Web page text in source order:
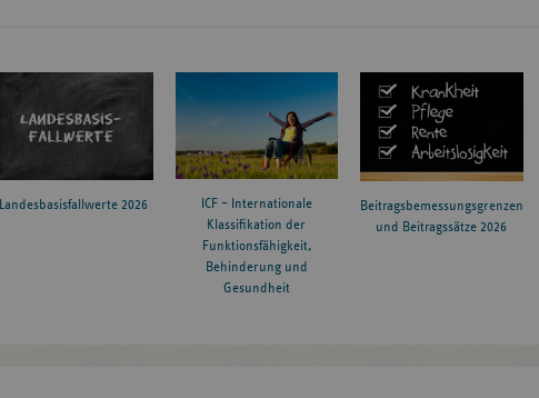
Landesbasisfallwerte 2026
ICF – Internationale
Klassifikation der
Funktionsfähigkeit,
Behinderung und
Gesundheit
Beitragsbemessungsgrenzen
und Beitragssätze 2026